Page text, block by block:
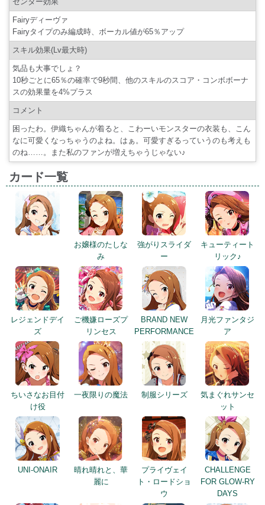
Fairyディーヴァ
Fairyタイプのみ編成時、ボーカル値が65％アップ
スキル効果(Lv最大時)
気品も大事でしょ？
10秒ごとに65％の確率で9秒間、他のスキルのスコア・コンボボーナ
スの効果量を4%プラス
コメント
困ったわ。伊織ちゃんが着ると、こわーいモンスターの衣装も、こん
なに可愛くなっちゃうのよね。はぁ。可愛すぎるっていうのも考えも
のね……。また私のファンが増えちゃうじゃない♪
カード一覧
お嬢様のたしな
み
強がりスライダ
ー
キューティート
リック♪
レジェンドデイ
ズ
ご機嫌ローズプ
リンセス
BRAND NEW
PERFORMANCE
月光ファンタジ
ア
ちいさなお目付
け役
一夜限りの魔法 制服シリーズ
気まぐれサンセ
ット
UNI-ONAIR
晴れ晴れと、華
麗に
プライヴェイ
ト・ロードショ
ウ
CHALLENGE
FOR GLOW-RY
DAYS